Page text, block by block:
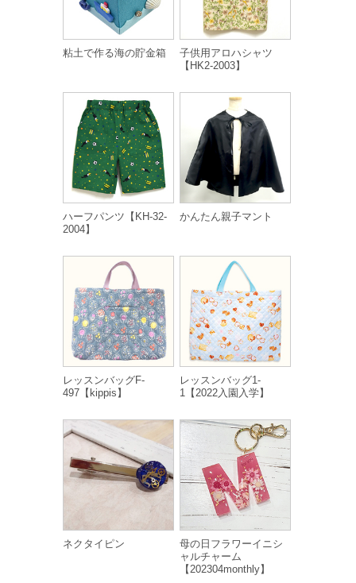
粘土で作る海の貯金箱
子供用アロハシャツ
【HK2-2003】
ハーフパンツ【KH-32-
2004】
かんたん親子マント
レッスンバッグF-
497【kippis】
レッスンバッグ1-
1【2022入園入学】
ネクタイピン
母の日フラワーイニシ
ャルチャーム
【202304monthly】